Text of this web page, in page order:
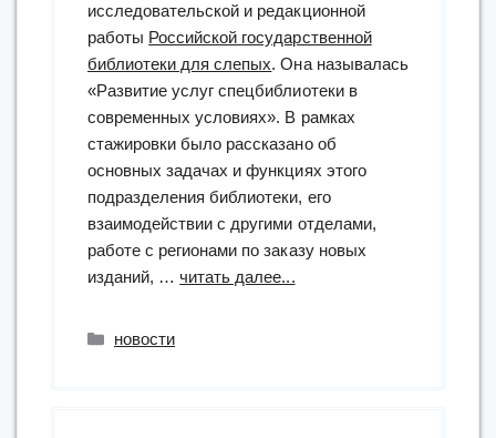
исследовательской и редакционной
работы Российской государственной
библиотеки для слепых. Она называлась
«Развитие услуг спецбиблиотеки в
современных условиях». В рамках
стажировки было рассказано об
основных задачах и функциях этого
подразделения библиотеки, его
взаимодействии с другими отделами,
работе с регионами по заказу новых
изданий, …читать далее...
Рубрики
новости